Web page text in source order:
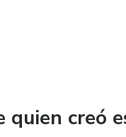
quien creó